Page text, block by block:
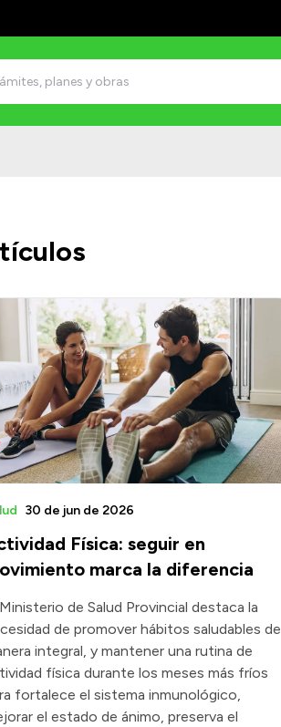
Física: seguir en
marca la diferencia
30 de jun de 2026
de Salud Provincial destaca la
de promover hábitos saludables de
integral, y mantener una rutina de
física durante los meses más fríos
fortalece el sistema inmunológico,
el estado de ánimo, preserva el